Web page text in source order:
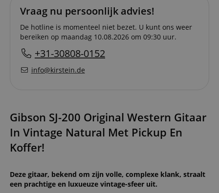
Vraag nu persoonlijk advies!
De hotline is momenteel niet bezet. U kunt ons weer
bereiken op maandag 10.08.2026 om 09:30 uur.
+31-30808-0152
info@kirstein.de
Gibson SJ-200 Original Western Gitaar
In Vintage Natural Met Pickup En
Koffer!
Deze gitaar, bekend om zijn volle, complexe klank, straalt
een prachtige en luxueuze vintage-sfeer uit.